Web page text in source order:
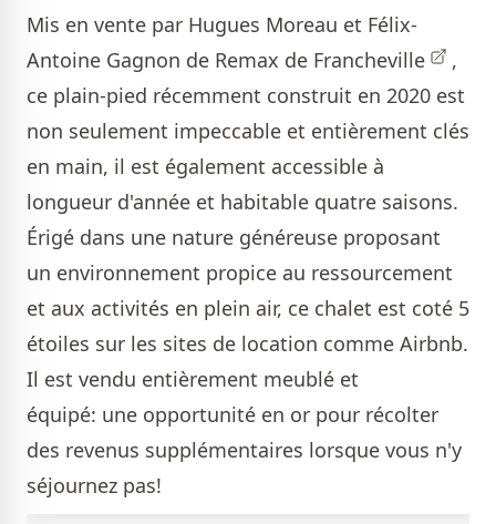
Mis en vente par Hugues Moreau et Félix-
Antoine Gagnon de Remax de Francheville
,
ce plain-pied récemment construit en 2020 est
non seulement impeccable et entièrement clés
en main, il est également accessible à
longueur d'année et habitable quatre saisons.
Érigé dans une nature généreuse proposant
un environnement propice au ressourcement
et aux activités en plein air, ce chalet est coté 5
étoiles sur les sites de location comme Airbnb.
Il est vendu entièrement meublé et
équipé: une opportunité en or pour récolter
des revenus supplémentaires lorsque vous n'y
séjournez pas!